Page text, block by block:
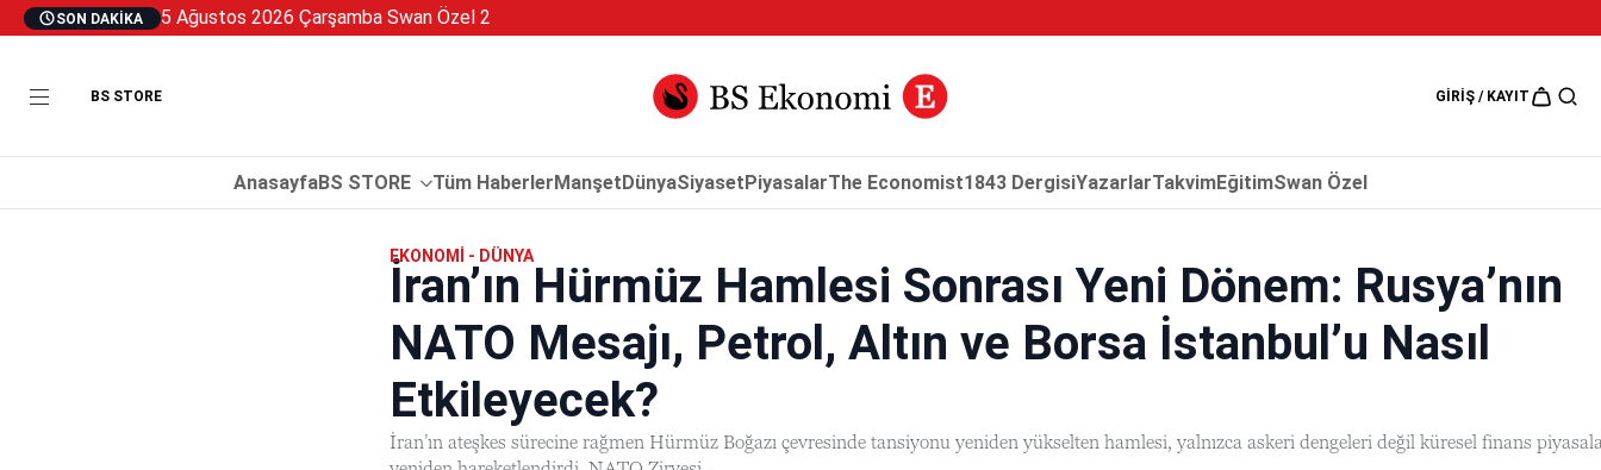
SON DAKIKA 5 Ağustos 2026 Çarşamba Swan Özel 2
BS STORE GIRIŞ / KAYIT
AnasayfaBS STORE Tüm HaberlerManşetDünyaSiyasetPiyasalarThe Economist1843 DergisiYazarlarTakvimEğitimSwan Özel
EKONOMI - DÜNYA
İran’ın Hürmüz Hamlesi Sonrası Yeni Dönem: Rusya’nın
NATO Mesajı, Petrol, Altın ve Borsa İstanbul’u Nasıl
Etkileyecek?
İran’ın ateşkes sürecine rağmen Hürmüz Boğazı çevresinde tansiyonu yeniden yükselten hamlesi, yalnızca askeri dengeleri değil küresel finans